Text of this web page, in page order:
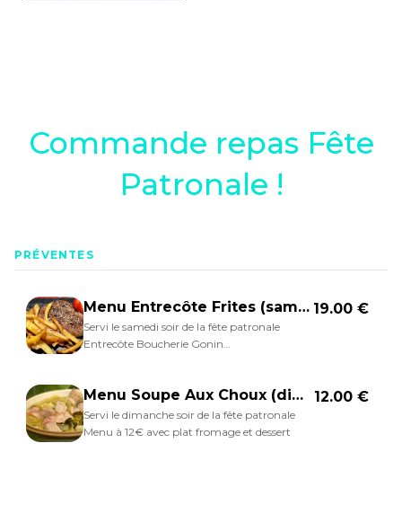
Commande repas Fête
Patronale !
PRÉVENTES
Menu Entrecôte Frites (samedi soir fête patronale)
Servi le samedi soir de la fête patronale
Entrecôte Boucherie Gonin
19.00 €
Menu Soupe Aux Choux (dimanche soir fête patronale)
Servi le dimanche soir de la fête patronale
Menu à 12€ avec plat fromage et dessert
12.00 €